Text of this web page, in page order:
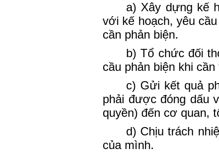
a) Xây dựng kế
với kế hoạch, yêu
cần phản biện.
b) Tổ chức đối
cầu phản biện khi cần
c) Gửi kết quả
phải được đóng dấu
quyền) đến cơ quan,
d) Chịu trách
của mình.